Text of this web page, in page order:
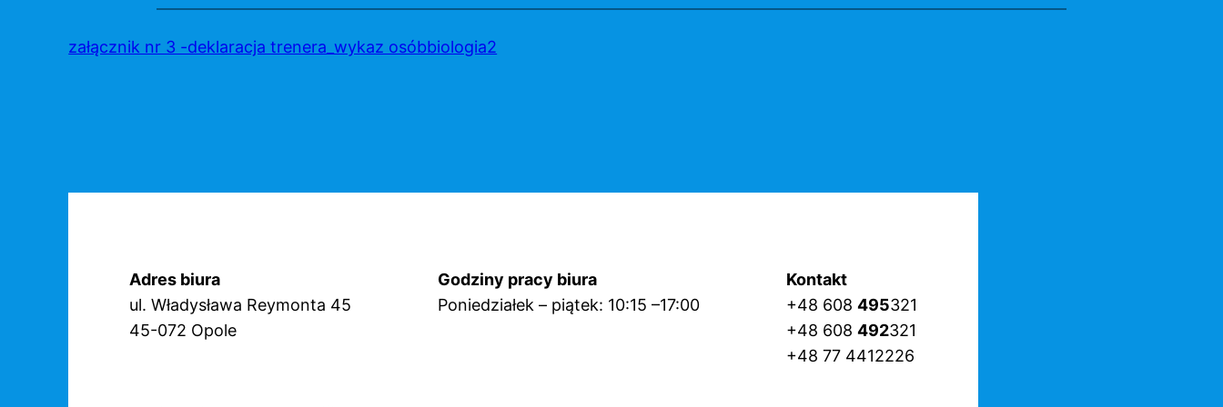
załącznik nr 3 -deklaracja trenera_wykaz osóbbiologia2
Adres biura
ul. Władysława Reymonta 45
45-072 Opole
Godziny pracy biura
Poniedziałek – piątek: 10:15 –17:00
Kontakt
+48 608 495321
+48 608 492321
+48 77 4412226